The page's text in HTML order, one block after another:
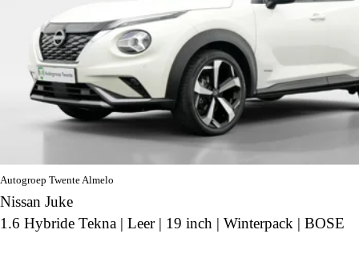
Autogroep Twente Almelo
Nissan Juke
1.6 Hybride Tekna | Leer | 19 inch | Winterpack | BOSE